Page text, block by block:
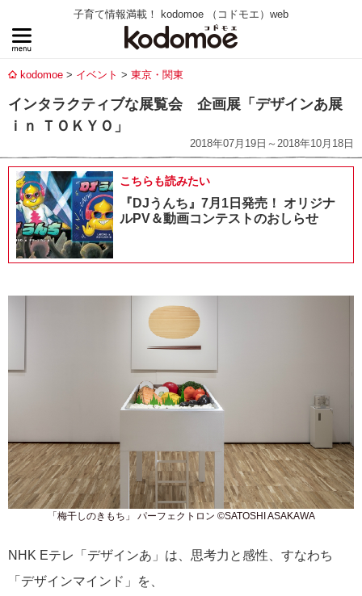
子育て情報満載！ kodomoe （コドモエ）web
kodomoe イベント 東京・関東
インタラクティブな展覧会 企画展「デザインあ展
ｉｎ ＴＯＫＹＯ」
2018年07月19日～2018年10月18日
こちらも読みたい
『DJうんち』7月1日発売！ オリジナ
ルPV＆動画コンテストのおしらせ
「梅干しのきもち」 パーフェクトロン ©SATOSHI ASAKAWA
NHK Eテレ「デザインあ」は、思考力と感性、すなわち
「デザインマインド」を、